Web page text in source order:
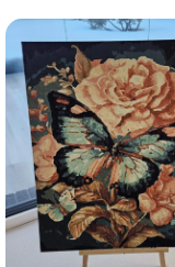
Esmu
piekrītu tai
GleznoPats.lv